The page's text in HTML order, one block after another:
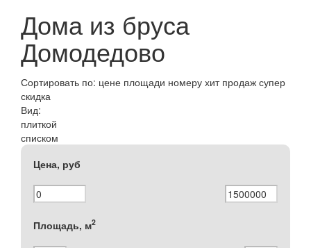
Дома из бруса
Домодедово
Сортировать по: цене площади номеру хит продаж супер
скидка
Вид:
плиткой
списком
Цена, руб
Площадь, м2